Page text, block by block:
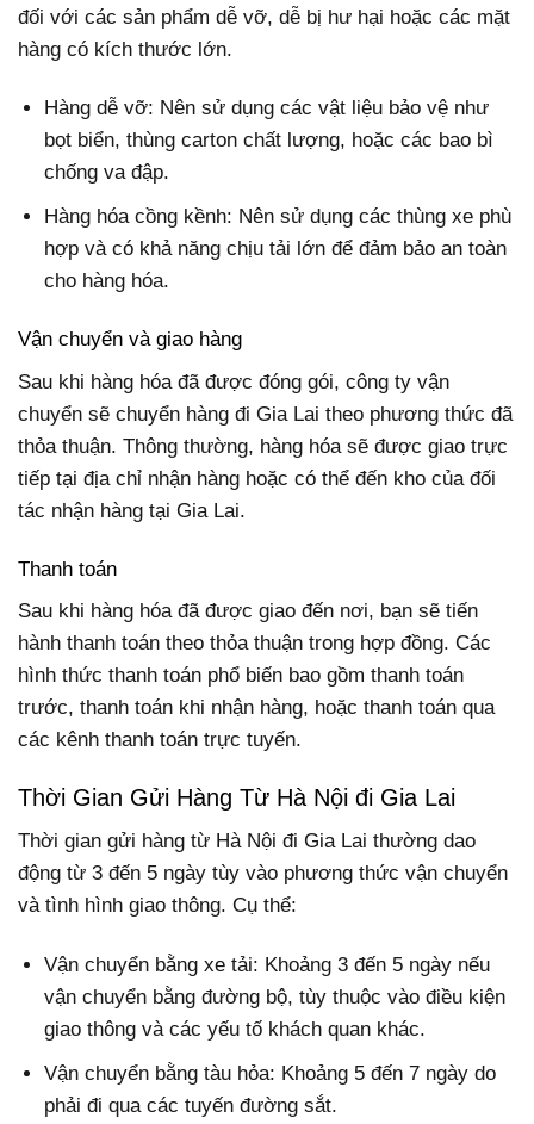
đối với các sản phẩm dễ vỡ, dễ bị hư hại hoặc các mặt
hàng có kích thước lớn.
Hàng dễ vỡ: Nên sử dụng các vật liệu bảo vệ như
bọt biển, thùng carton chất lượng, hoặc các bao bì
chống va đập.
Hàng hóa cồng kềnh: Nên sử dụng các thùng xe phù
hợp và có khả năng chịu tải lớn để đảm bảo an toàn
cho hàng hóa.
Vận chuyển và giao hàng
Sau khi hàng hóa đã được đóng gói, công ty vận
chuyển sẽ chuyển hàng đi Gia Lai theo phương thức đã
thỏa thuận. Thông thường, hàng hóa sẽ được giao trực
tiếp tại địa chỉ nhận hàng hoặc có thể đến kho của đối
tác nhận hàng tại Gia Lai.
Thanh toán
Sau khi hàng hóa đã được giao đến nơi, bạn sẽ tiến
hành thanh toán theo thỏa thuận trong hợp đồng. Các
hình thức thanh toán phổ biến bao gồm thanh toán
trước, thanh toán khi nhận hàng, hoặc thanh toán qua
các kênh thanh toán trực tuyến.
Thời Gian Gửi Hàng Từ Hà Nội đi Gia Lai
Thời gian gửi hàng từ Hà Nội đi Gia Lai thường dao
động từ 3 đến 5 ngày tùy vào phương thức vận chuyển
và tình hình giao thông. Cụ thể:
Vận chuyển bằng xe tải: Khoảng 3 đến 5 ngày nếu
vận chuyển bằng đường bộ, tùy thuộc vào điều kiện
giao thông và các yếu tố khách quan khác.
Vận chuyển bằng tàu hỏa: Khoảng 5 đến 7 ngày do
phải đi qua các tuyến đường sắt.